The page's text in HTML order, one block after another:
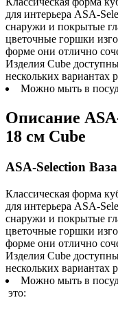
для интерьера ASA-
снаружи и покрытые
цветочные горшки
форме они отлично
Изделия Cube
нескольких вариантах
Можно мыть в
Описание
18 см Cube
ASA-Selection
Классическая форма
для интерьера ASA-
снаружи и покрытые
цветочные горшки
форме они отлично
Изделия Cube
нескольких вариантах
Можно мыть в
это: